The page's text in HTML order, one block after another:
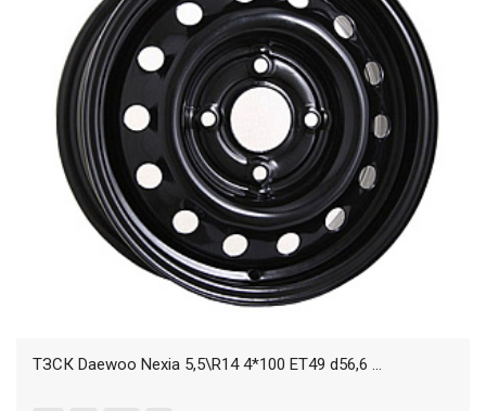
ТЗСК Daewoo Nexia 5,5\R14 4*100 ET49 d56,6 ...